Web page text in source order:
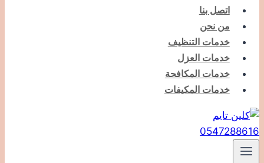
اتصل بنا
من نحن
خدمات التنظيف
خدمات العزل
خدمات المكافحة
خدمات المكيفات